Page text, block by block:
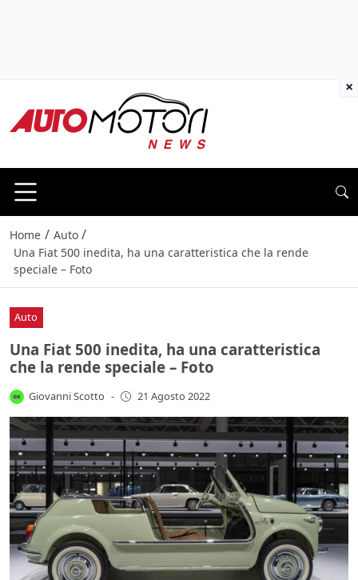
Home / Auto /
Una Fiat 500 inedita, ha una caratteristica che la rende
speciale – Foto
Auto
Una Fiat 500 inedita, ha una caratteristica
che la rende speciale – Foto
Giovanni Scotto - 21 Agosto 2022
×